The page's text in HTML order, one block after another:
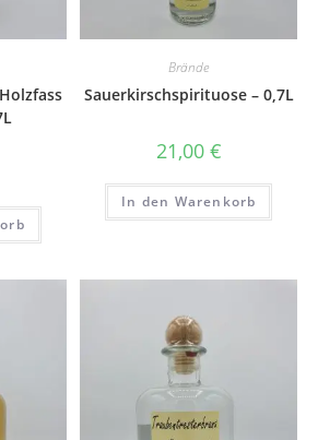
Brände
Sauerkirschspirituose – 0,7L
21,00 €
In den Warenkorb